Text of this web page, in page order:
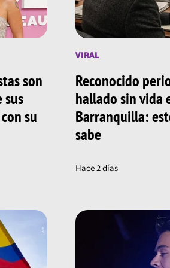
son
sus
su
VIRAL
Reconocido
hallado sin vida
Barranquilla:
sabe
Hace 2 días